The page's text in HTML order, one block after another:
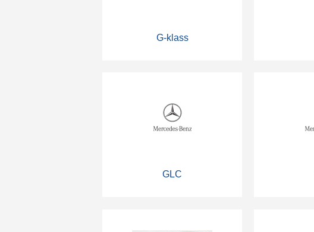
G-klass
GLC